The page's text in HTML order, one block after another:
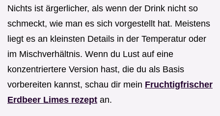
Nichts ist ärgerlicher, als wenn der Drink nicht so
schmeckt, wie man es sich vorgestellt hat. Meistens
liegt es an kleinsten Details in der Temperatur oder
im Mischverhältnis. Wenn du Lust auf eine
konzentriertere Version hast, die du als Basis
vorbereiten kannst, schau dir mein Fruchtigfrischer
Erdbeer Limes rezept an.